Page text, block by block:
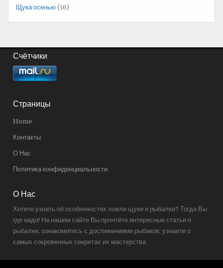
Щука осенью (16)
Счётчики
Страницы
Home
Контакты
О Нас
Политика конфиденциальности
О Нас
Хотите узнать об особенностях ловли щуки и рыбалки? Тогда Вы
где надо! На нашем сайте Вы прочтёте интересные статьи о
рыбалке, ознакомитесь с достижениями рыбаков, узнаете о
самых сокровенных секретах их мастерства.